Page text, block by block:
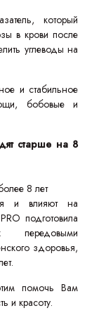
который
в крови после
углеводы на
и стабильное
бобовые и
старше на 8
8 лет
и влияют на
подготовила
передовыми
здоровья,
помочь Вам
и красоту.